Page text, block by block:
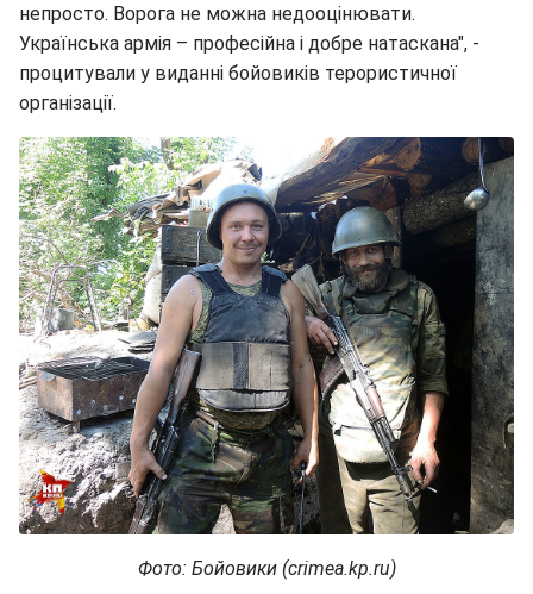
непросто. Ворога не можна недооцінювати.
Українська армія – професійна і добре натаскана", -
процитували у виданні бойовиків терористичної
організації.
Фото: Бойовики (crimea.kp.ru)